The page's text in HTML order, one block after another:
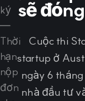
sẽ
Cuộc thi
startup ở
ngày 6
nhà đầu tư